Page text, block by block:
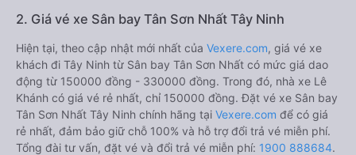
2. Giá vé xe Sân bay Tân Sơn Nhất Tây Ninh
Hiện tại, theo cập nhật mới nhất của Vexere.com, giá vé xe
khách đi Tây Ninh từ Sân bay Tân Sơn Nhất có mức giá dao
động từ 150000 đồng - 330000 đồng. Trong đó, nhà xe Lê
Khánh có giá vé rẻ nhất, chỉ 150000 đồng. Đặt vé xe Sân bay
Tân Sơn Nhất Tây Ninh chính hãng tại Vexere.com để có giá
rẻ nhất, đảm bảo giữ chỗ 100% và hỗ trợ đổi trả vé miễn phí.
Tổng đài tư vấn, đặt vé và đổi trả vé miễn phí: 1900 888684.